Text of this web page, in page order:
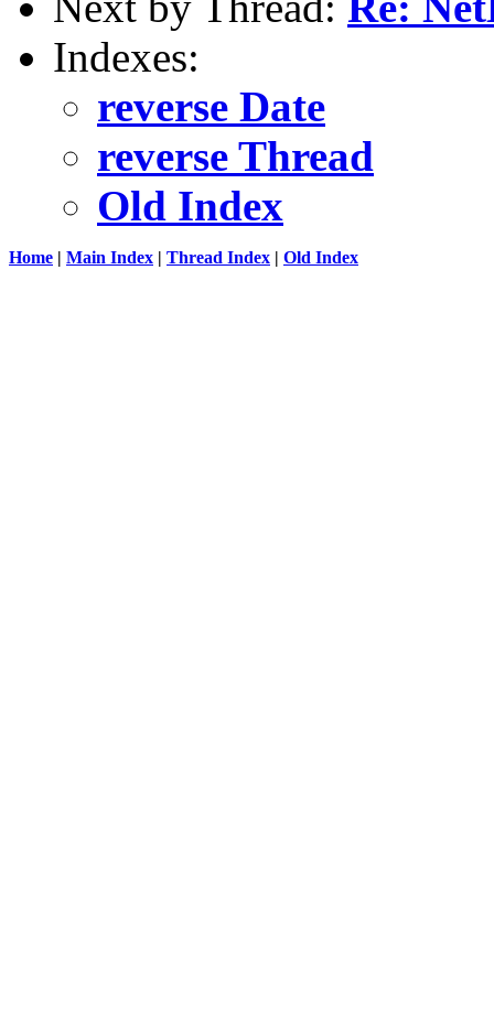
Indexes:
reverse Date
reverse Thread
Old Index
Home | Main Index | Thread Index | Old Index